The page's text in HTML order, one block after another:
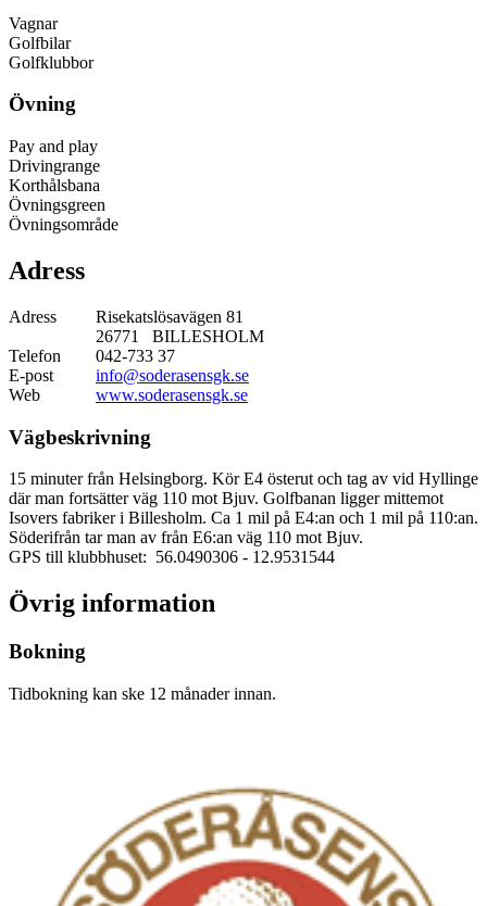
Vagnar
Golfbilar
Golfklubbor
Övning
Pay and play
Drivingrange
Korthålsbana
Övningsgreen
Övningsområde
Adress
Adress
Risekatslösavägen 81
26771 BILLESHOLM
Telefon
042-733 37
E-post
info@soderasensgk.se
Web
www.soderasensgk.se
Vägbeskrivning
15 minuter från Helsingborg. Kör E4 österut och tag av vid Hyllinge
där man fortsätter väg 110 mot Bjuv. Golfbanan ligger mittemot
Isovers fabriker i Billesholm. Ca 1 mil på E4:an och 1 mil på 110:an.
Söderifrån tar man av från E6:an väg 110 mot Bjuv.
GPS till klubbhuset: 56.0490306 - 12.9531544
Övrig information
Bokning
Tidbokning kan ske 12 månader innan.